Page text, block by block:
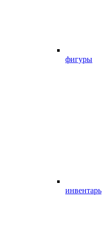
фигуры
инвентарь